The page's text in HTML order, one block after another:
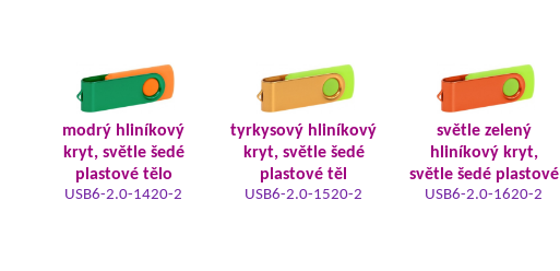
modrý hliníkový
kryt, světle šedé
plastové tělo
USB6-2.0-1420-2
tyrkysový hliníkový
kryt, světle šedé
plastové těl
USB6-2.0-1520-2
světle zelený
hliníkový kryt,
světle šedé plastové
USB6-2.0-1620-2